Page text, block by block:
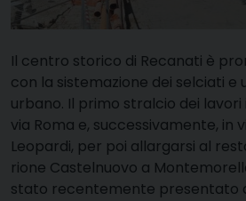
Il centro storico di Recanati è
con la sistemazione dei selciati e
urbano. Il primo stralcio dei
via Roma e, successivamente, in
Leopardi, per poi allargarsi al
rione Castelnuovo a
stato recentemente presentato